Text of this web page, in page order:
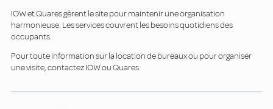
IOW et Quares gèrent le site pour maintenir une organisation
harmonieuse. Les services couvrent les besoins quotidiens des
occupants.
Pour toute information sur la location de bureaux ou pour organiser
une visite, contactez IOW ou Quares.